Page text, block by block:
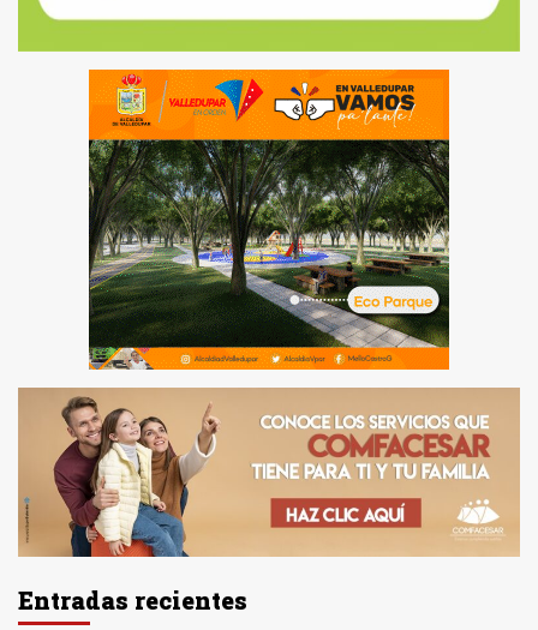
Entradas recientes